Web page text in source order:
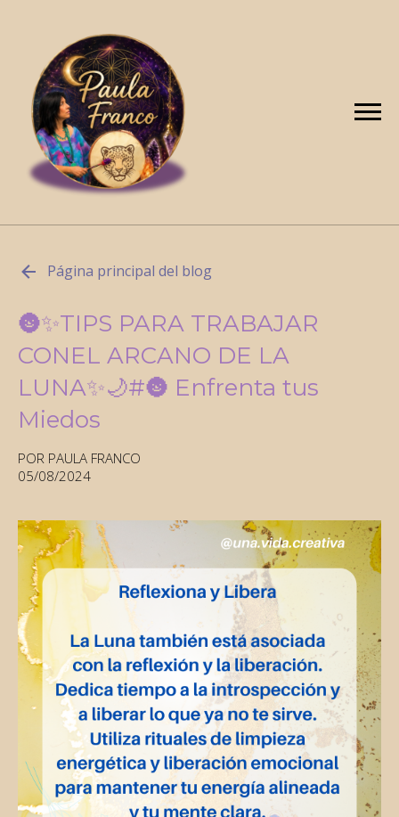
Página principal del blog
🌚✨TIPS PARA TRABAJAR
CONEL ARCANO DE LA
LUNA✨🌙#🌚 Enfrenta tus
Miedos
POR PAULA FRANCO
05/08/2024